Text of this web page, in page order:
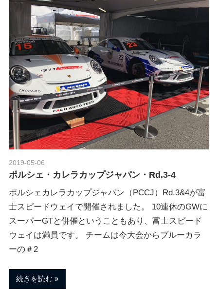
2019-05-06
ポルシェ・カレラカップジャパン・Rd.3-4
ポルシェカレラカップジャパン（PCCJ）Rd.3&4が富
士スピードウェイで開催されました。 10連休のGWに
スーパーGTと併催ということもあり、富士スピード
ウェイは満員です。 チームは今大会からブルーカラ
ーの＃2
続きを読む